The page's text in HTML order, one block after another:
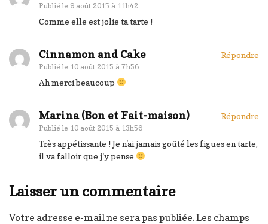
Publié le 9 août 2015 à 11h42
Comme elle est jolie ta tarte !
Cinnamon and Cake
Publié le 10 août 2015 à 7h56
Répondre
Ah merci beaucoup
Marina (Bon et Fait-maison)
Publié le 10 août 2015 à 13h56
Répondre
Très appétissante ! Je n'ai jamais goûté les figues en tarte,
il va falloir que j'y pense
Laisser un commentaire
Votre adresse e-mail ne sera pas publiée.Les champs